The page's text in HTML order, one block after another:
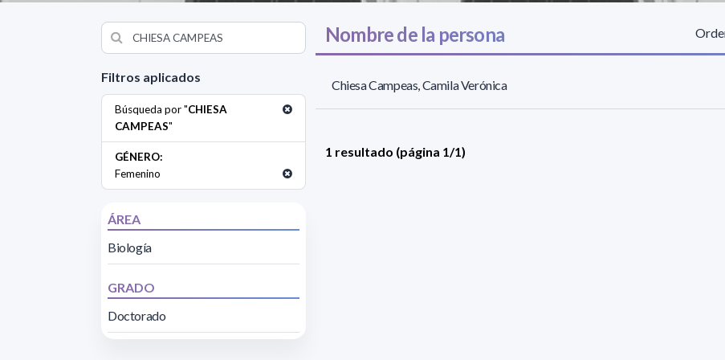
Filtros aplicados
Búsqueda por "CHIESA
CAMPEAS"
GÉNERO:
Femenino
ÁREA
Biología
GRADO
Doctorado
Nombre de la persona
Chiesa Campeas, Camila Verónica
1 resultado (página 1/1)